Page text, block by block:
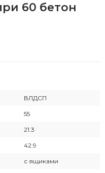
60 бетон
ВЛДСП
55
21.3
42.9
с ящиками